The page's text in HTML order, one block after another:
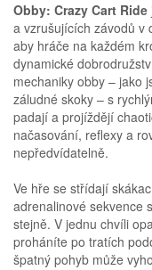
Obby: Crazy Cart Ride
a vzrušujících závodů v
aby hráče na každém
dynamické
mechaniky obby – jako
záludné skoky – s
padají a projíždějí
načasování, reflexy a
nepředvídatelně.
Ve hře se střídají
adrenalinové sekvence
stejně. V jednu chvíli
proháníte po tratích
špatný pohyb může